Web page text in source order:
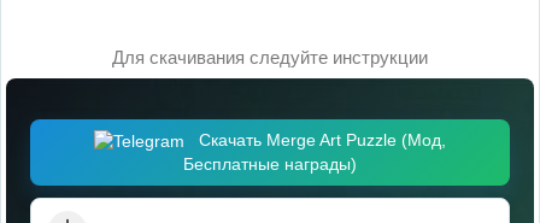
Для скачивания следуйте инструкции
Скачать Merge Art Puzzle (Мод,
Бесплатные награды)